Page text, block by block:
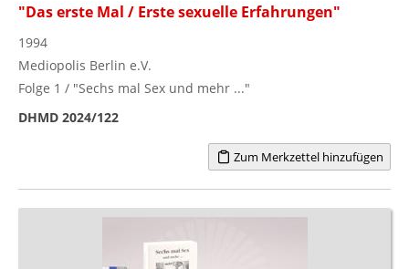
"Das erste Mal / Erste sexuelle Erfahrungen"
1994
Mediopolis Berlin e.V.
Folge 1 / "Sechs mal Sex und mehr ..."
DHMD 2024/122
Zum Merkzettel hinzufügen